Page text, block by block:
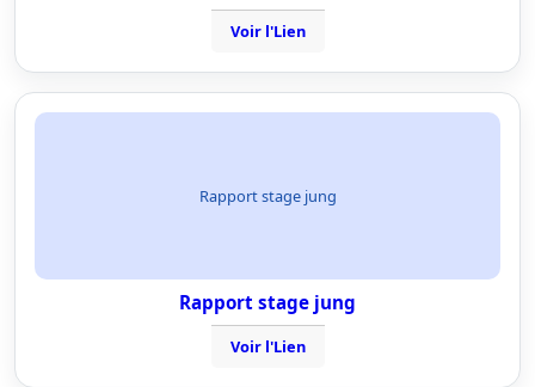
Voir l'Lien
Rapport stage jung
Rapport stage jung
Voir l'Lien